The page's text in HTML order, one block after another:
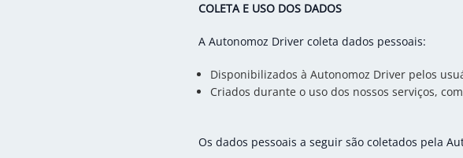
COLETA E USO DOS DADOS
A Autonomoz Driver coleta dados pessoais:
Disponibilizados à Autonomoz Driver pelos
Criados durante o uso dos nossos serviços,
Os dados pessoais a seguir são coletados pela